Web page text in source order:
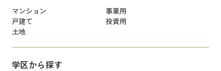
マンション
事業用
戸建て
投資用
土地
学区から探す